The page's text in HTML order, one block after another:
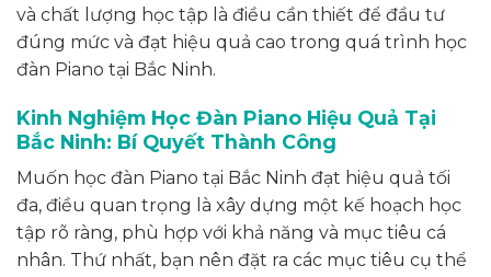
và chất lượng học tập là điều cần thiết để đầu tư
đúng mức và đạt hiệu quả cao trong quá trình học
đàn Piano tại Bắc Ninh.
Kinh Nghiệm Học Đàn Piano Hiệu Quả Tại
Bắc Ninh: Bí Quyết Thành Công
Muốn học đàn Piano tại Bắc Ninh đạt hiệu quả tối
đa, điều quan trọng là xây dựng một kế hoạch học
tập rõ ràng, phù hợp với khả năng và mục tiêu cá
nhân. Thứ nhất, bạn nên đặt ra các mục tiêu cụ thể